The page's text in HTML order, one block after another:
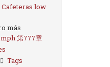
Cafeteras low
más
第777章
Tags